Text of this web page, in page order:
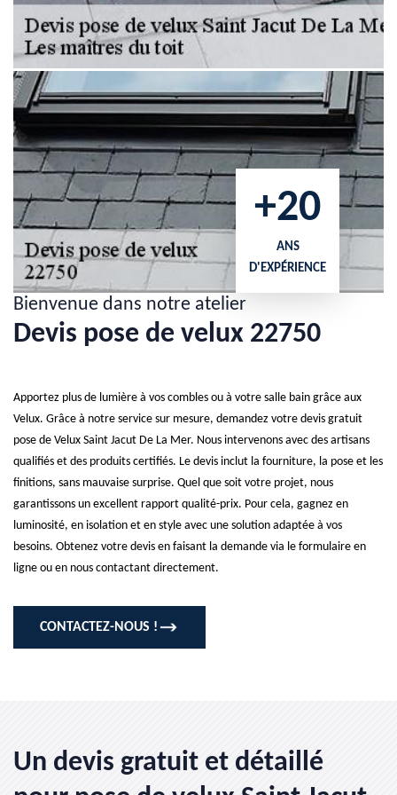
+20
ANS
D'EXPÉRIENCE
Bienvenue dans notre atelier
Devis pose de velux 22750
Apportez plus de lumière à vos combles ou à votre salle bain grâce aux
Velux. Grâce à notre service sur mesure, demandez votre devis gratuit
pose de Velux Saint Jacut De La Mer. Nous intervenons avec des artisans
qualifiés et des produits certifiés. Le devis inclut la fourniture, la pose et les
finitions, sans mauvaise surprise. Quel que soit votre projet, nous
garantissons un excellent rapport qualité-prix. Pour cela, gagnez en
luminosité, en isolation et en style avec une solution adaptée à vos
besoins. Obtenez votre devis en faisant la demande via le formulaire en
ligne ou en nous contactant directement.
CONTACTEZ-NOUS !
Un devis gratuit et détaillé